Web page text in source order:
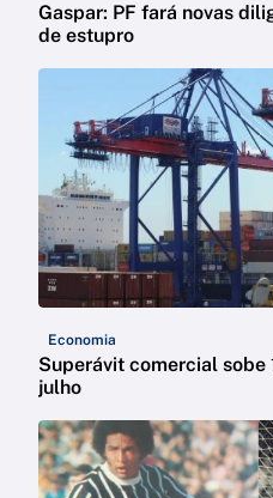
Gaspar: PF fará novas
de estupro
Economia
Superávit comercial sobe
julho